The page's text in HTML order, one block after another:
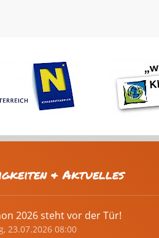
& Aktuelles
2026 steht vor der Tür!
23.07.2026 08:00